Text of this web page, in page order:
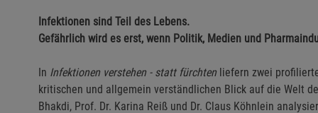
Infektionen sind Teil des Lebens.
Gefährlich wird es erst, wenn Politik, Medien und
In Infektionen verstehen - statt fürchten liefern zwei
kritischen und allgemein verständlichen Blick auf die Welt
Bhakdi, Prof. Dr. Karina Reiß und Dr. Claus Köhnlein